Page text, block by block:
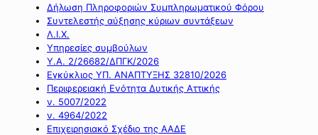
Δήλωση Πληροφοριών Συμπληρωματικού Φόρου
Συντελεστής αύξησης κύριων συντάξεων
Λ.Ι.Χ.
Υπηρεσίες συμβούλων
Υ.Α. 2/26682/ΔΠΓΚ/2026
Εγκύκλιος ΥΠ. ΑΝΑΠΤΥΞΗΣ 32810/2026
Περιφερειακή Ενότητα Δυτικής Αττικής
ν. 5007/2022
ν. 4964/2022
Επιχειρησιακό Σχέδιο της ΑΑΔΕ